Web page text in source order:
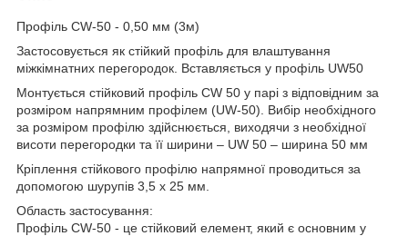
Профіль CW-50 - 0,50 мм (3м)
Застосовується як стійкий профіль для влаштування
міжкімнатних перегородок. Вставляється у профіль UW50
Монтується стійковий профіль CW 50 у парі з відповідним за
розміром напрямним профілем (UW-50). Вибір необхідного
за розміром профілю здійснюється, виходячи з необхідної
висоти перегородки та її ширини – UW 50 – ширина 50 мм
Кріплення стійкового профілю напрямної проводиться за
допомогою шурупів 3,5 х 25 мм.
Область застосування:
Профіль СW-50 - це стійковий елемент, який є основним у